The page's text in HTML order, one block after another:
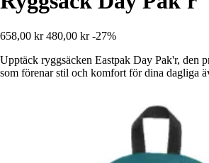
658,00 kr 480,00 kr -27%
Upptäck ryggsäcken Eastpak Day Pak'r, den
som förenar stil och komfort för dina dagliga